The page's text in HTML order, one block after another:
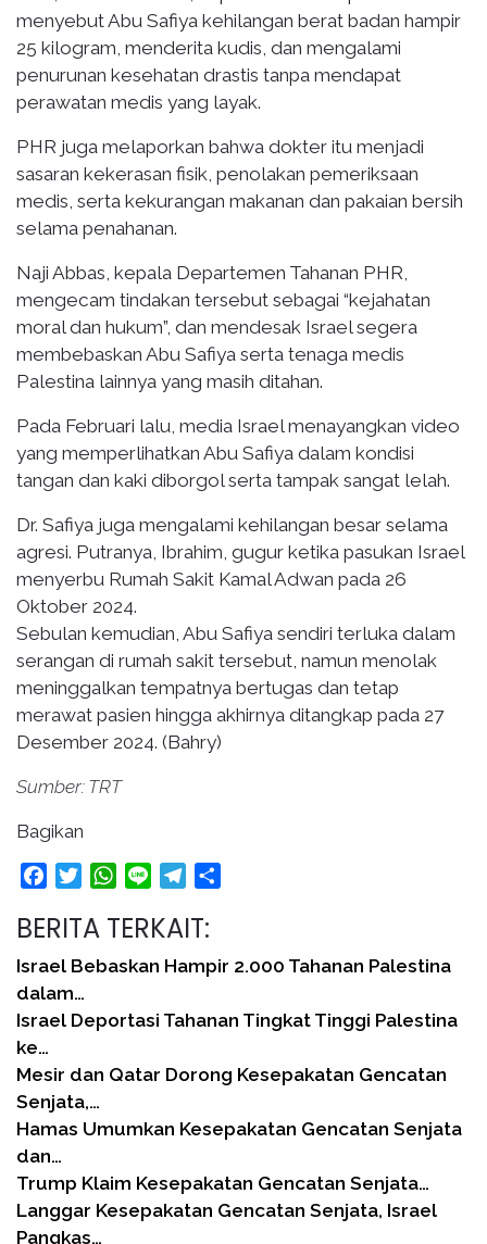
menyebut Abu Safiya kehilangan berat badan hampir
25 kilogram, menderita kudis, dan mengalami
penurunan kesehatan drastis tanpa mendapat
perawatan medis yang layak.
PHR juga melaporkan bahwa dokter itu menjadi
sasaran kekerasan fisik, penolakan pemeriksaan
medis, serta kekurangan makanan dan pakaian bersih
selama penahanan.
Naji Abbas, kepala Departemen Tahanan PHR,
mengecam tindakan tersebut sebagai “kejahatan
moral dan hukum”, dan mendesak Israel segera
membebaskan Abu Safiya serta tenaga medis
Palestina lainnya yang masih ditahan.
Pada Februari lalu, media Israel menayangkan video
yang memperlihatkan Abu Safiya dalam kondisi
tangan dan kaki diborgol serta tampak sangat lelah.
Dr. Safiya juga mengalami kehilangan besar selama
agresi. Putranya, Ibrahim, gugur ketika pasukan Israel
menyerbu Rumah Sakit Kamal Adwan pada 26
Oktober 2024.
Sebulan kemudian, Abu Safiya sendiri terluka dalam
serangan di rumah sakit tersebut, namun menolak
meninggalkan tempatnya bertugas dan tetap
merawat pasien hingga akhirnya ditangkap pada 27
Desember 2024. (Bahry)
Sumber: TRT
Bagikan
FacebookTwitterWhatsApp
Line Telegram
BERITA TERKAIT:
Israel Bebaskan Hampir 2.000 Tahanan Palestina
dalam…
Israel Deportasi Tahanan Tingkat Tinggi Palestina
ke…
Mesir dan Qatar Dorong Kesepakatan Gencatan
Senjata,…
Hamas Umumkan Kesepakatan Gencatan Senjata
dan…
Trump Klaim Kesepakatan Gencatan Senjata…
Langgar Kesepakatan Gencatan Senjata, Israel
Pangkas…